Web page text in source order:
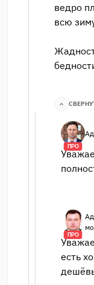
ведро
всю
ПРО
ПРО
есть